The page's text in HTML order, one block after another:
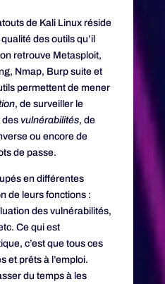
de Kali Linux réside
des outils qu’il
retrouve Metasploit,
Nmap, Burp suite et
permettent de mener
, de surveiller le
des vulnérabilités, de
ou encore de
de passe.
en différentes
de leurs fonctions :
des vulnérabilités,
Ce qui est
c’est que tous ces
et prêts à l’emploi.
du temps à les